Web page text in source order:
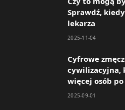
k
a
Sprawdź,
lekarza
2025-11-04
Cyfrowe
cywilizacyjna,
więcej osób
2025-09-01